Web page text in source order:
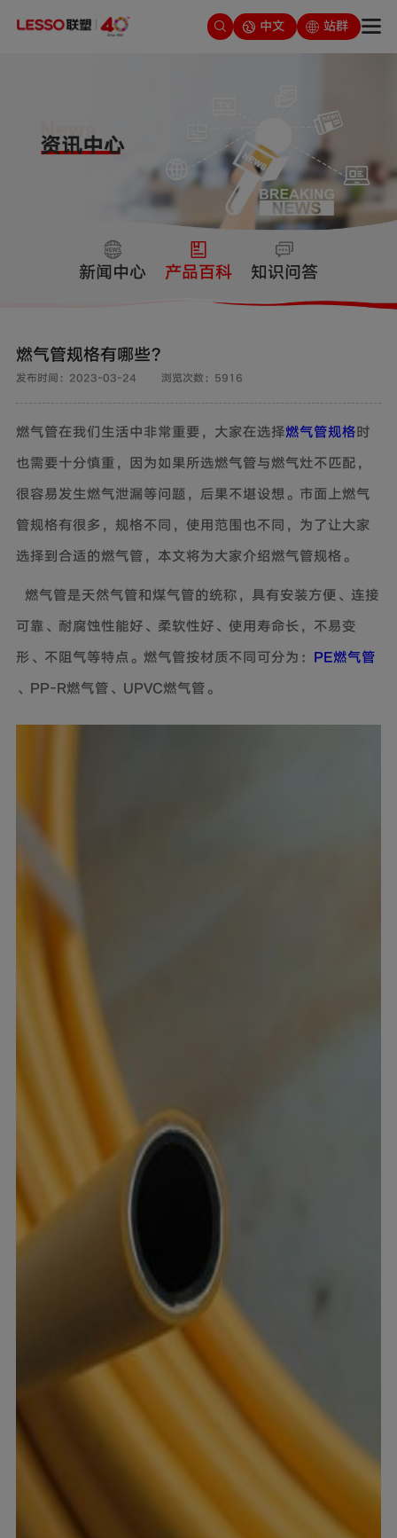
中文 站群
新闻中心 产品百科 知识问答
燃气管规格有哪些？
发布时间：2023-03-24 浏览次数：5916
燃气管在我们生活中非常重要，大家在选择燃气管规格时
也需要十分慎重，因为如果所选燃气管与燃气灶不匹配，
很容易发生燃气泄漏等问题，后果不堪设想。市面上燃气
管规格有很多，规格不同，使用范围也不同，为了让大家
选择到合适的燃气管，本文将为大家介绍燃气管规格。
燃气管是天然气管和煤气管的统称，具有安装方便、连接
可靠、耐腐蚀性能好、柔软性好、使用寿命长，不易变
形、不阻气等特点。燃气管按材质不同可分为： PE燃气管
、PP-R燃气管、UPVC燃气管。